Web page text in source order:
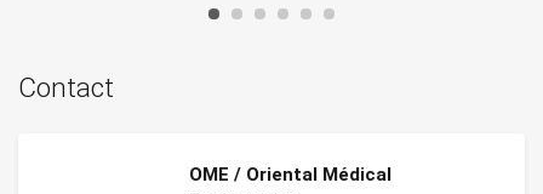
Contact
OME / Oriental Médical